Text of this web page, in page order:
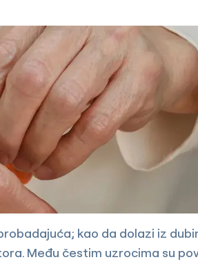
kao da dolazi iz
Među čestim uzrocima su